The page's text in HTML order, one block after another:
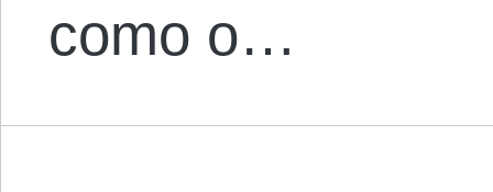
como o…